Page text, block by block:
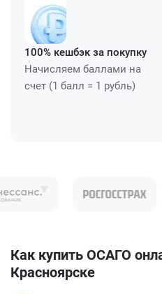
100% кешбэк за покупку
Начисляем баллами на
счет (1 балл = 1 рубль)
Как купить ОСАГО
Красноярске